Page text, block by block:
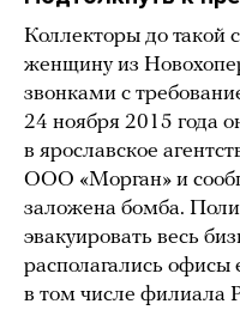
Коллекторы до такой
женщину из
звонками с
24 ноября 2015 года
в ярославское
ООО «Морган» и
заложена бомба.
эвакуировать весь
располагались
в том числе